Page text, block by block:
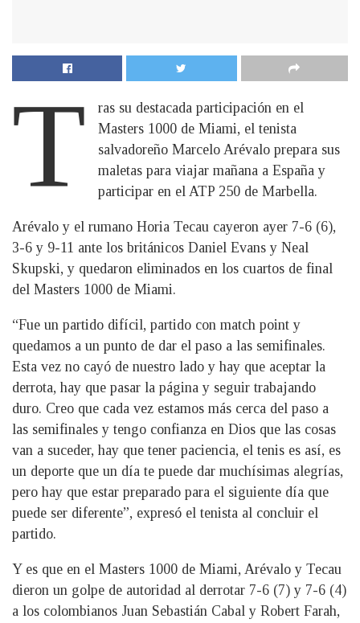
T
ras su destacada participación en el
Masters 1000 de Miami, el tenista
salvadoreño Marcelo Arévalo prepara sus
maletas para viajar mañana a España y
participar en el ATP 250 de Marbella.
Arévalo y el rumano Horia Tecau cayeron ayer 7-6 (6),
3-6 y 9-11 ante los británicos Daniel Evans y Neal
Skupski, y quedaron eliminados en los cuartos de final
del Masters 1000 de Miami.
“Fue un partido difícil, partido con match point y
quedamos a un punto de dar el paso a las semifinales.
Esta vez no cayó de nuestro lado y hay que aceptar la
derrota, hay que pasar la página y seguir trabajando
duro. Creo que cada vez estamos más cerca del paso a
las semifinales y tengo confianza en Dios que las cosas
van a suceder, hay que tener paciencia, el tenis es así, es
un deporte que un día te puede dar muchísimas alegrías,
pero hay que estar preparado para el siguiente día que
puede ser diferente”, expresó el tenista al concluir el
partido.
Y es que en el Masters 1000 de Miami, Arévalo y Tecau
dieron un golpe de autoridad al derrotar 7-6 (7) y 7-6 (4)
a los colombianos Juan Sebastián Cabal y Robert Farah,